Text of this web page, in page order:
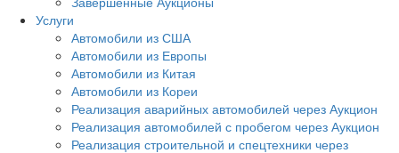
Услуги
Автомобили из США
Автомобили из Европы
Автомобили из Китая
Автомобили из Кореи
Реализация аварийных автомобилей через Аукцион
Реализация автомобилей с пробегом через Аукцион
Реализация строительной и спецтехники через